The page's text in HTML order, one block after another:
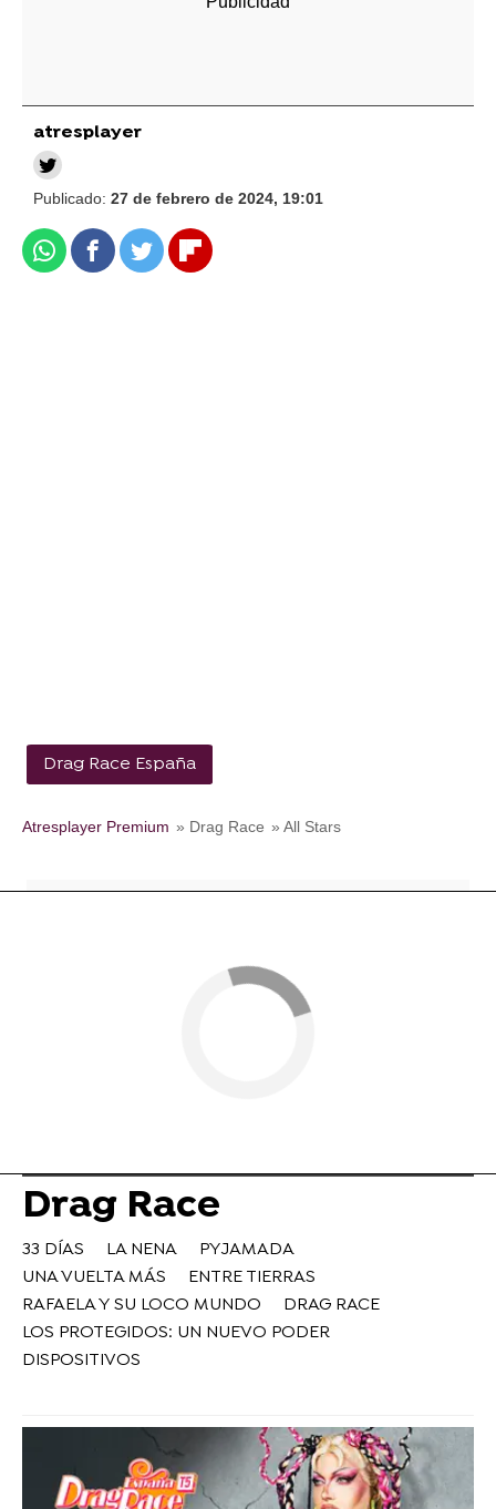
atresplayer
Publicado: 27 de febrero de 2024, 19:01
WhatsappFacebook
TwitterFlipboard
Drag Race España
Atresplayer Premium » Drag Race » All Stars
Drag Race
33 DÍAS LA NENA
PYJAMADA
UNA VUELTA MÁS
ENTRE TIERRAS
RAFAELA Y SU LOCO MUNDO
DRAG RACE
LOS PROTEGIDOS: UN NUEVO PODER
DISPOSITIVOS